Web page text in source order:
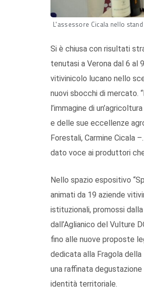
L'assessore Cicala nello
Si è chiusa con risultati
tenutasi a Verona dal 6 al
vitivinicolo lucano nello
nuovi sbocchi di mercato.
l’immagine di
e delle sue eccellenze
Forestali, Carmine Cicala
dato voce ai produttori
Nello spazio espositivo
animati da 19 aziende
istituzionali, promossi
dall’Aglianico del Vulture
fino alle nuove proposte
dedicata alla Fragola
una raffinata
identità territoriale.